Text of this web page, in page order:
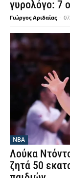
γυρολόγο: 7
Γιώργος Αριδαίας -
NBA
Λούκα
ζητά 50